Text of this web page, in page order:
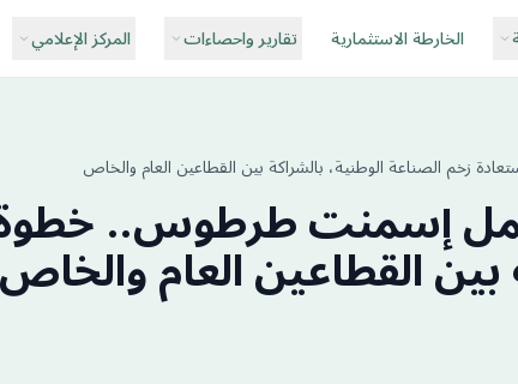
الخارطة الاستثمارية تقارير واحصاءات المركز الإعلامي
زخم الصناعة الوطنية، بالشراكة بين القطاعين العام والخاص
إسمنت طرطوس.. خطوة
بين القطاعين العام والخاص